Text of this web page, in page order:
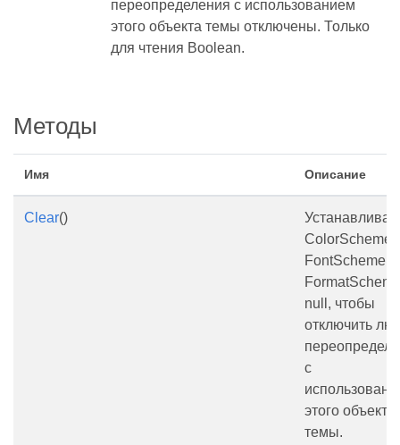
переопределения с использованием
этого объектa темы отключены. Только
для чтения Boolean.
Методы
Имя Описание
Clear()
ColorScheme,
FontScheme,
null, чтобы
отключить
с
этого объектa
темы.